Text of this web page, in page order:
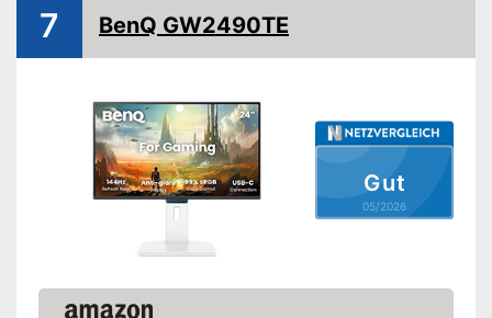
HDMI-Anschluss
Lautsprecher
Höhenverstellbar Gut
05/2026
7 BenQ GW2490TE